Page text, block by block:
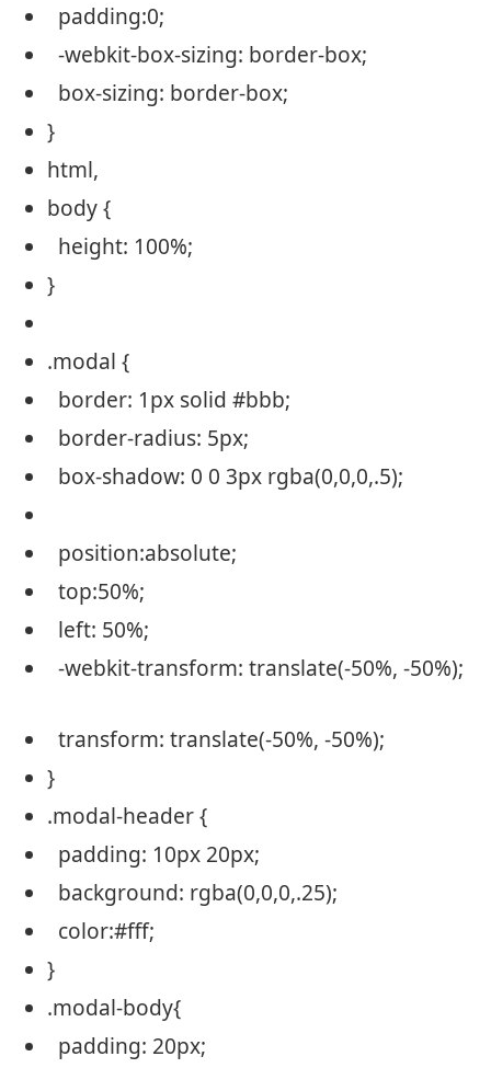
padding:0;
-webkit-box-sizing: border-box;
box-sizing: border-box;
}
html,
body {
height: 100%;
}
.modal {
border: 1px solid #bbb;
border-radius: 5px;
box-shadow: 0 0 3pxrgba(0,0,0,.5);
position:absolute;
top:50%;
left: 50%;
-webkit-transform: translate(-50%, -50%);
transform: translate(-50%, -50%);
}
.modal-header {
padding: 10px 20px;
background: rgba(0,0,0,.25);
color:#fff;
}
.modal-body{
padding: 20px;